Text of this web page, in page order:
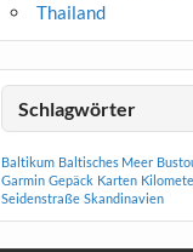
Thailand
Schlagwörter
Baltikum Baltisches Meer
Garmin Gepäck Karten
Seidenstraße Skandinavien